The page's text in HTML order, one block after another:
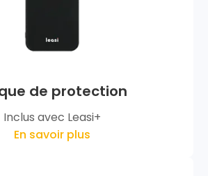
de protection
Inclus avec Leasi+
En savoir plus